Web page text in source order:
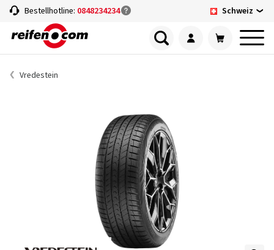
Bestellhotline: 0848234234 Schweiz
Vredestein